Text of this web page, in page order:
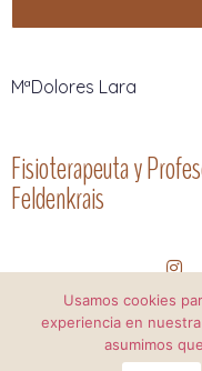
MªDolores Lara
Fisioterapeuta y
Feldenkrais
ContactoUsamos cookies
experiencia en
asumimos